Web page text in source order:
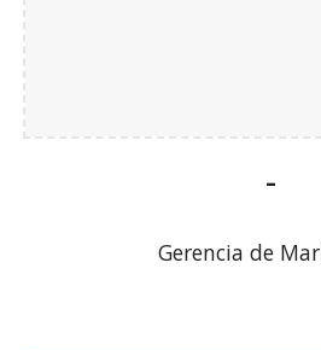
-
Gerencia de